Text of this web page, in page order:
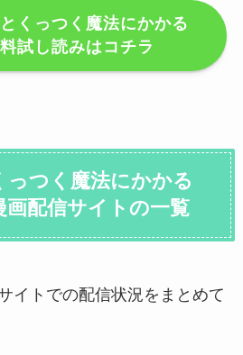
とくっつく魔法にかかる
試し読みはコチラ
っつく魔法にかかる
画配信サイトの一覧
イトでの配信状況をまとめて